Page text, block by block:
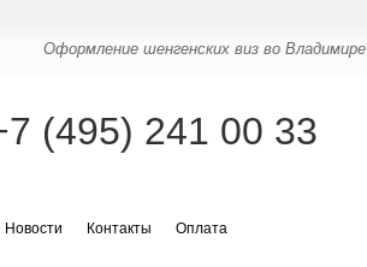
Оформление шенгенских виз во Владимире
(495) 241 00 33
Новости Контакты Оплата